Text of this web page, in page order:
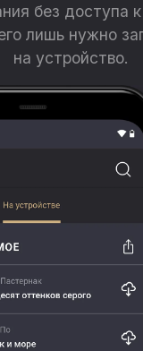
без доступа
лишь нужно
на устройство.